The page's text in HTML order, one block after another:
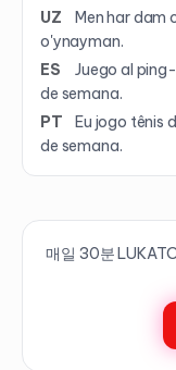
UZ
Men har dam
o'ynayman.
ES
Juego al
de semana.
PT
Eu jogo tênis
de semana.
매일 30분